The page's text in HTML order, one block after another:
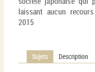
laissant aucun
2015
Sujets Description